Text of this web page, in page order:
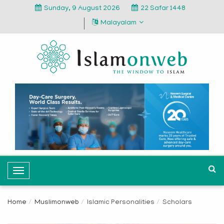
Sunday, 9 August 2026
22 Safar 1448
Malayalam
T
o
Home Muslimonweb Islamic Personalities Scholars